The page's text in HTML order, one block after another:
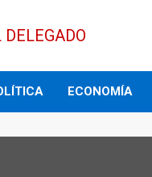
EL
ECONOMÍA